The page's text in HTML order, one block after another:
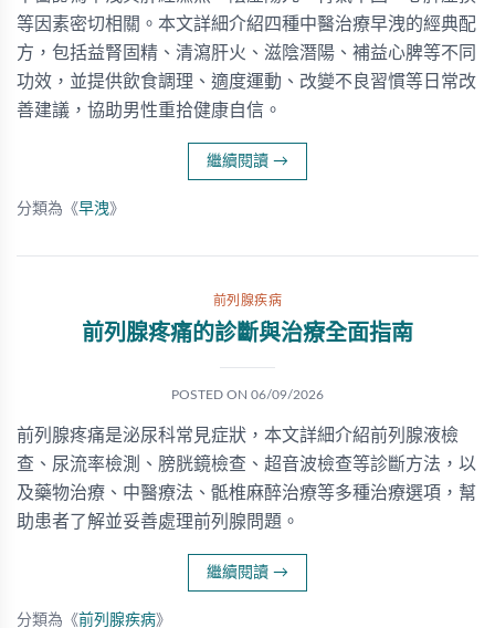
等因素密切相關。本文詳細介紹四種中醫治療早洩的經典配
方，包括益腎固精、清瀉肝火、滋陰潛陽、補益心脾等不同
功效，並提供飲食調理、適度運動、改變不良習慣等日常改
善建議，協助男性重拾健康自信。
繼續閱讀 →
分類為《早洩》
前列腺疾病
前列腺疼痛的診斷與治療全面指南
POSTED ON 06/09/2026
前列腺疼痛是泌尿科常見症狀，本文詳細介紹前列腺液檢
查、尿流率檢測、膀胱鏡檢查、超音波檢查等診斷方法，以
及藥物治療、中醫療法、骶椎麻醉治療等多種治療選項，幫
助患者了解並妥善處理前列腺問題。
繼續閱讀 →
分類為《前列腺疾病》